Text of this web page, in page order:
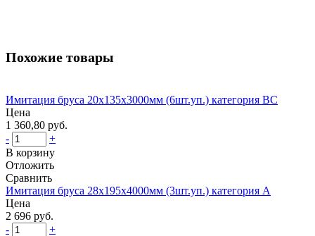
Похожие товары
Имитация бруса 20х135х3000мм (6шт.уп.) категория BС
Цена
1 360,80 руб.
-
+
В корзину
Отложить
Сравнить
Имитация бруса 28х195х4000мм (3шт.уп.) категория А
Цена
2 696 руб.
-
+